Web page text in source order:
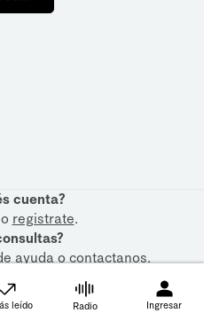
cuenta?
o registrate.
ayudaocontactanos.
leído Radio Ingresar